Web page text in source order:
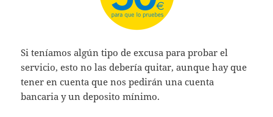
Si teníamos algún tipo de excusa para probar el
servicio, esto no las debería quitar, aunque hay que
tener en cuenta que nos pedirán una cuenta
bancaria y un deposito mínimo.